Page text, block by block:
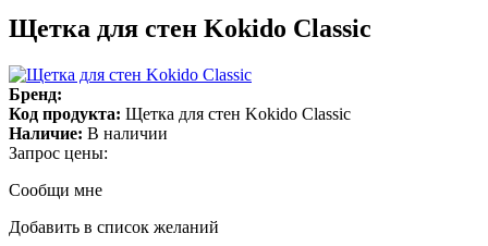
Щетка для стен Kokido Classic
Бренд:
Код продукта: Щетка для стен Kokido Classic
Наличие: В наличии
Запрос цены:
Сообщи мне
Добавить в список желаний